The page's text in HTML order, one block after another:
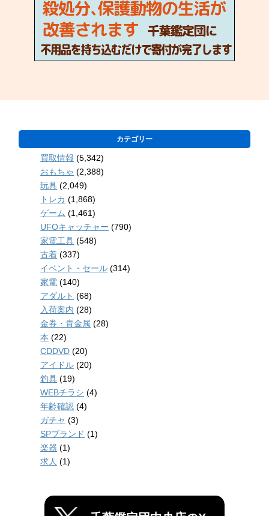
カテゴリー
買取情報 (5,342)
おもちゃ (2,388)
玩具 (2,049)
トレカ (1,868)
ゲーム (1,461)
UFOキャッチャー (790)
家電工具 (548)
古着 (337)
イベント・セール (314)
家電 (140)
アダルト (68)
入荷案内 (28)
金券・貴金属 (28)
本 (22)
CDDVD (20)
アイドル (20)
釣具 (19)
WEBチラシ (4)
年齢確認 (4)
ガチャ (3)
SPブランド (1)
楽器 (1)
求人 (1)